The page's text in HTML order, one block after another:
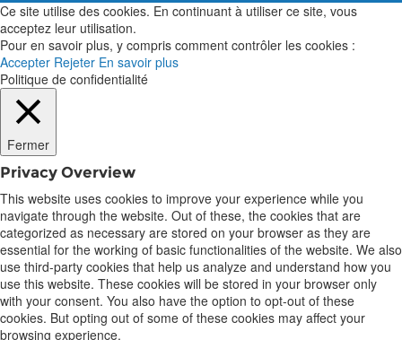
Ce site utilise des cookies. En continuant à utiliser ce site, vous
acceptez leur utilisation.
Pour en savoir plus, y compris comment contrôler les cookies :
Accepter Rejeter En savoir plus
Politique de confidentialité
Fermer
Privacy Overview
This website uses cookies to improve your experience while you
navigate through the website. Out of these, the cookies that are
categorized as necessary are stored on your browser as they are
essential for the working of basic functionalities of the website. We also
use third-party cookies that help us analyze and understand how you
use this website. These cookies will be stored in your browser only
with your consent. You also have the option to opt-out of these
cookies. But opting out of some of these cookies may affect your
browsing experience.